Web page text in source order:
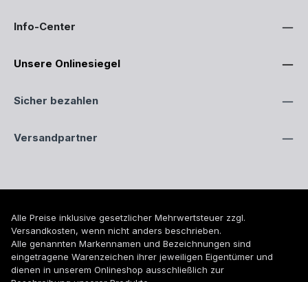
Info-Center
Unsere Onlinesiegel
Sicher bezahlen
Versandpartner
Alle Preise inklusive gesetzlicher Mehrwertsteuer zzgl.
Versandkosten, wenn nicht anders beschrieben.
Alle genannten Markennamen und Bezeichnungen sind
eingetragene Warenzeichen ihrer jeweiligen Eigentümer und
dienen in unserem Onlineshop ausschließlich zur